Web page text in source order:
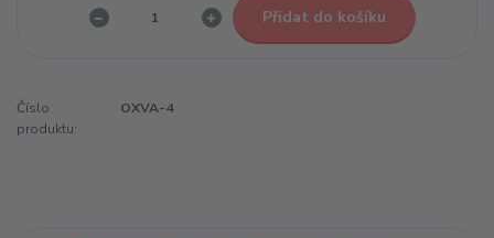
Přidat do košíku
Číslo
produktu:
OXVA-4